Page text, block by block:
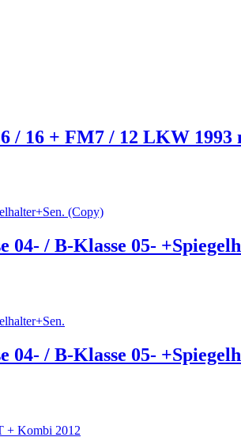
/ 16 + FM7 / 12 LKW 1993
/ B-Klasse 05-
/ B-Klasse 05-